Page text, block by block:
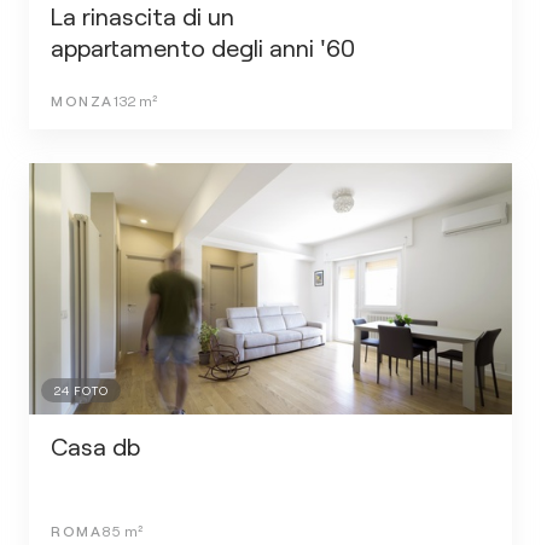
La rinascita di un
appartamento degli anni '60
MONZA 132m²
24 FOTO
Casa db
ROMA 85 m²